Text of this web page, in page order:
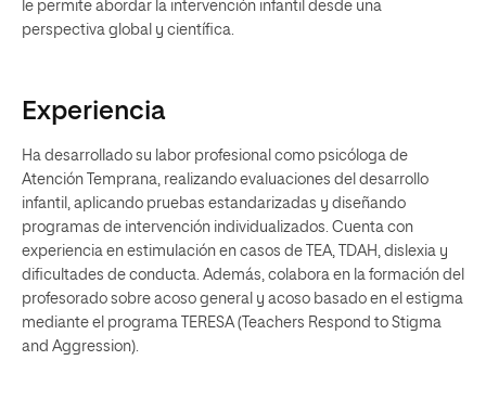
le permite abordar la intervención infantil desde una
perspectiva global y científica.
Experiencia
Ha desarrollado su labor profesional como psicóloga de
Atención Temprana, realizando evaluaciones del desarrollo
infantil, aplicando pruebas estandarizadas y diseñando
programas de intervención individualizados. Cuenta con
experiencia en estimulación en casos de TEA, TDAH, dislexia y
dificultades de conducta. Además, colabora en la formación del
profesorado sobre acoso general y acoso basado en el estigma
mediante el programa TERESA (Teachers Respond to Stigma
and Aggression).